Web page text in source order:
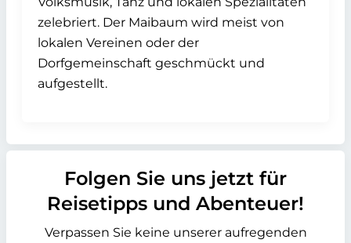
zelebriert. Der Maibaum wird meist von
lokalen Vereinen oder der
Dorfgemeinschaft geschmückt und
aufgestellt.
Folgen Sie uns jetzt für
Reisetipps und Abenteuer!
Verpassen Sie keine unserer aufregenden